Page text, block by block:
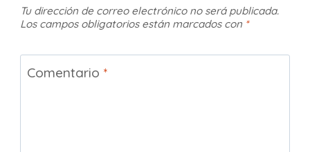
Tu dirección de correo electrónico no será publicada.
Los campos obligatorios están marcados con *
Comentario *